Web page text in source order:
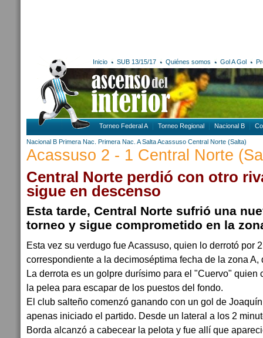
Inicio SUB 13/15/17 Quiénes somos Gol A Gol
Torneo Federal A Torneo Regional Nacional B
Nacional B Primera Nac. Primera Nac. A SaltaAcassuso Central Norte (Salta)
Acassuso 2 - 1 Central Norte
Central Norte perdió con otro
sigue en descenso
Esta tarde, Central Norte sufrió una
torneo y sigue comprometido en la
Esta vez su verdugo fue Acassuso, quien lo derrotó por
correspondiente a la decimoséptima fecha de la zona
La derrota es un golpre durísimo para el "Cuervo" quien
la pelea para escapar de los puestos del fondo.
El club salteño comenzó ganando con un gol de
apenas iniciado el partido. Desde un lateral a los 2
Borda alcanzó a cabecear la pelota y fue allí que